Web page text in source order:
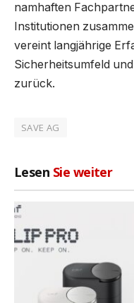
namhaften
Institutionen
vereint langjährige
Sicherheitsumfeld
zurück.
SAVE AG
Lesen Sie weiter